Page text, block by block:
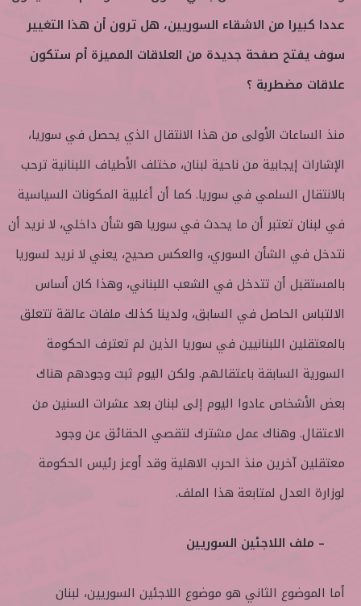
عددا كبيرا من الاشقاء السوريين، هل ترون أن هذا التغيير
سوف يفتح صفحة جديدة من العلاقات المميزة أم ستكون
علاقات مضطربة ؟
منذ الساعات الأولى من هذا الانتقال الذي يحصل في سوريا،
الإشارات إيجابية من ناحية لبنان، مختلف الأطياف اللبنانية ترحب
بالانتقال السلمي في سوريا. كما أن أغلبية المكونات السياسية
في لبنان تعتبر أن ما يحدث في سوريا هو شأن داخلي، لا نريد أن
نتدخل في الشأن السوري، والعكس صحيح، يعني لا نريد لسوريا
بالمستقبل أن تتدخل في الشعب اللبناني، وهذا كان أساس
الالتباس الحاصل في السابق، ولدينا كذلك ملفات عالقة تتعلق
بالمعتقلين اللبنانيين في سوريا الذين لم تعترف الحكومة
السورية السابقة باعتقالهم. ولكن اليوم ثبت وجودهم هناك
بعض الأشخاص عادوا اليوم إلى لبنان بعد عشرات السنين من
الاعتقال. وهناك عمل مشترك لتقصي الحقائق عن وجود
معتقلين آخرين منذ الحرب الاهلية وقد أوعز رئيس الحكومة
لوزارة العدل لمتابعة هذا الملف.
– ملف اللاجئين السوريين
أما الموضوع الثاني هو موضوع اللاجئين السوريين، لبنان